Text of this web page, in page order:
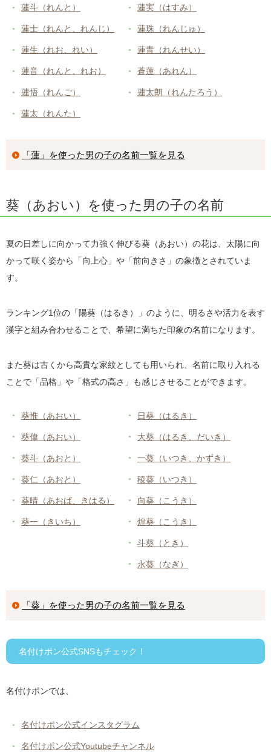
蓮斗（れんと）
蓮士（れんと、れんじ）
蓮生（れお、れい）
蓮音（れんと、れお）
蓮悟（れんご）
蓮太（れんた）
蓮実（はすみ）
蓮珠（れんじゅ）
蓮青（れんせい）
蒼蓮（あれん）
蓮太朗（れんたろう）
「蓮」を使った男の子の名前一覧を見る
葵（あおい）を使った男の子の名前
夏の日差しに向かって力強く伸びる葵（あおい）の花は、太陽に向
かって咲く姿から「向上心」や「前向きさ」の象徴とされていま
す。
ランキング1位の「陽葵（はるき）」のように、明るさや活力を表す
漢字と組み合わせることで、希望に満ちた印象の名前になります。
また葵は古くから高貴な家紋としても用いられ、名前に取り入れる
ことで「品格」や「格式の高さ」も感じさせることができます。
葵惟（あおい）
葵偉（あおい）
葵斗（あおと）
葵仁（あおと）
葵晴（あおば、きはる）
葵一（きいち）
日葵（はるき）
大葵（はるき、だいき）
一葵（いつき、かずき）
稜葵（いつき）
向葵（こうき）
煌葵（こうき）
斗葵（とき）
永葵（なぎ）
「葵」を使った男の子の名前一覧を見る
名付けポン公式SNSもチェック！
名付けポンでは、
名付けポン公式インスタグラム
名付けポン公式Youtubeチャンネル